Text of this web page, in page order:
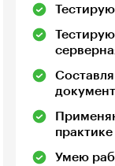
практике
Умею